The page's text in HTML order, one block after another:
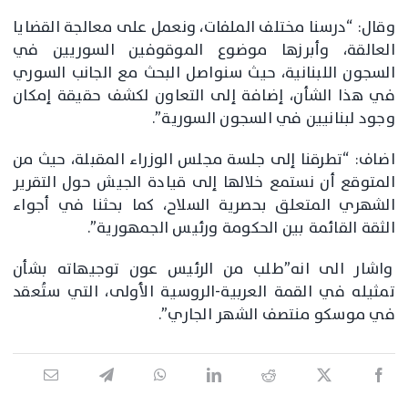
وقال: “درسنا مختلف الملفات، ونعمل على معالجة القضايا
العالقة، وأبرزها موضوع الموقوفين السوريين في
السجون اللبنانية، حيث سنواصل البحث مع الجانب السوري
في هذا الشأن، إضافة إلى التعاون لكشف حقيقة إمكان
وجود لبنانيين في السجون السورية”.
اضاف: “تطرقنا إلى جلسة مجلس الوزراء المقبلة، حيث من
المتوقع أن نستمع خلالها إلى قيادة الجيش حول التقرير
الشهري المتعلق بحصرية السلاح، كما بحثنا في أجواء
الثقة القائمة بين الحكومة ورئيس الجمهورية”.
واشار الى انه”طلب من الرئيس عون توجيهاته بشأن
تمثيله في القمة العربية-الروسية الأولى، التي ستُعقد
في موسكو منتصف الشهر الجاري”.